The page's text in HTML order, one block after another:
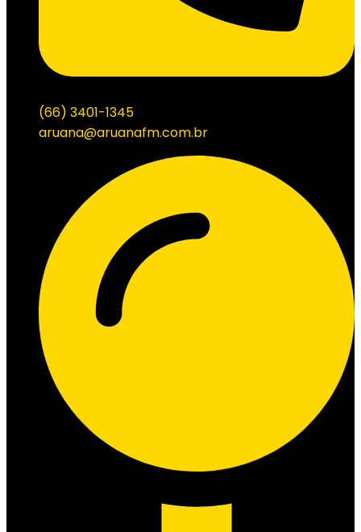
(66) 3401-1345
aruana@aruanafm.com.br